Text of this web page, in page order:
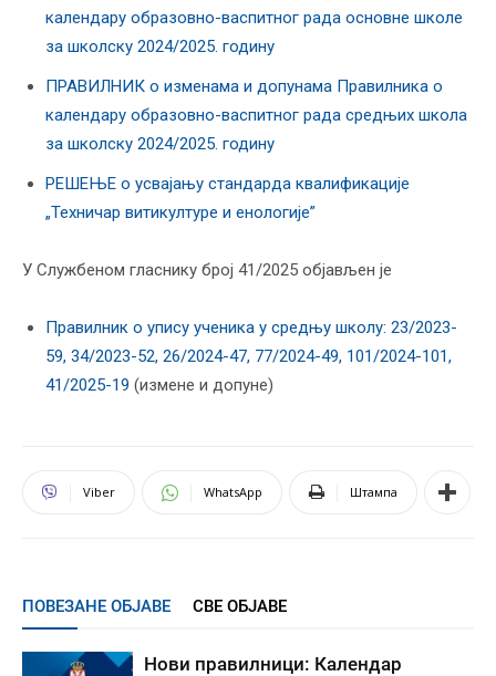
календару образовно-васпитног рада oсновне школе
за школску 2024/2025. годину
ПРАВИЛНИК o изменама и допунама Правилника о
календару образовно-васпитног рада средњих школа
за школску 2024/2025. годину
РЕШЕЊЕ о усвајању стандарда квалификације
„Техничар витикултуре и енологије”
У Службеном гласнику број 41/2025 објављен је
Правилник о упису ученика у средњу школу: 23/2023-
59, 34/2023-52, 26/2024-47, 77/2024-49, 101/2024-101,
41/2025-19 (измене и допуне)
Viber WhatsApp Штампа
ПОВЕЗАНЕ ОБЈАВЕ СВЕ ОБЈАВЕ
Нови правилници: Календар